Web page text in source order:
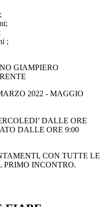
;
GIAMPIERO
2022 - MAGGIO
DALLE ORE
DALLE ORE 9:00
CON TUTTE LE
PRIMO INCONTRO.